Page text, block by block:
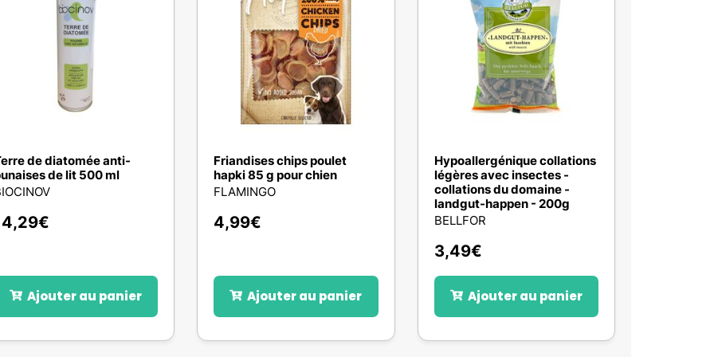
de diatomée anti-
de lit 500 ml
€
Ajouter au panier
Friandises chips poulet
hapki 85 g pour chien
FLAMINGO
4,99€
Ajouter au panier
Hypoallergénique collations
légères avec insectes -
collations du domaine -
landgut-happen - 200g
BELLFOR
3,49€
Ajouter au panier